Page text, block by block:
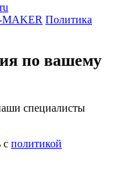
MAKER Политика
по вашему
специалисты
с политикой